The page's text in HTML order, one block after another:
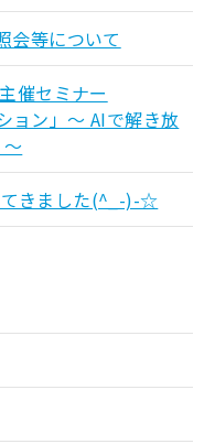
会等について
催セミナー
ョン」～ AIで解き放
てきました(^_-)-☆